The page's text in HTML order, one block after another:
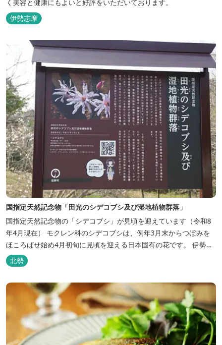
く美容と健康にもよいと好評をいただいております。
伊勢志摩
国指定天然記念物「田光のシデコブシ及び湿地植物群落」
国指定天然記念物の「シデコブシ」が見頃を迎えています（令和8
年4月現在） モクレン科のシデコブシは、例年3月末からつぼみを
ほころばせ始め4月初旬に見頃を迎える日本固有の花です。 伊勢湾
周辺の狭い範囲に自生するシデコブシは、三重県内ではいなべ市、
菰野町、四日市市などの北勢地方に見られ これらの自生地は日本に
おけるシデコブシ天然分布の西の端にあたります。 約500万年前に
存在して...
北勢